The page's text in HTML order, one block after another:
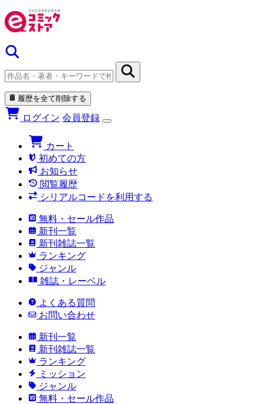
履歴を全て削除する
ログイン 会員登録
カート
初めての方
お知らせ
閲覧履歴
シリアルコードを利用する
無料・セール作品
新刊一覧
新刊雑誌一覧
ランキング
ジャンル
雑誌・レーベル
よくある質問
お問い合わせ
新刊一覧
新刊雑誌一覧
ランキング
ミッション
ジャンル
無料・セール作品